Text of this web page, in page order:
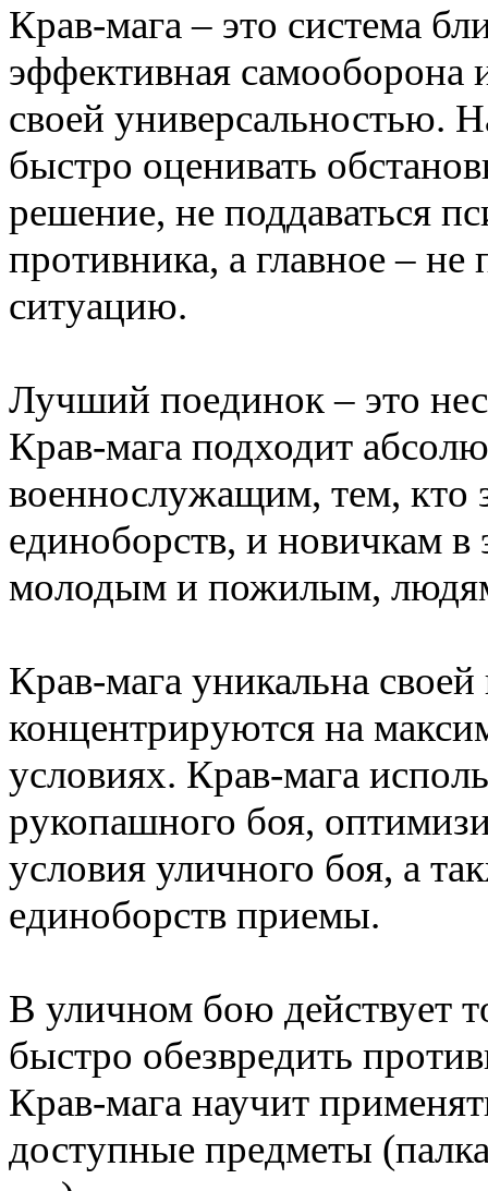
Крав-мага – это система
эффективная
своей универсальностью.
быстро оценивать
решение, не поддаваться
противника, а главное –
ситуацию.
Лучший поединок – это
Крав-мага подходит
военнослужащим, тем, кто
единоборств, и новичкам
молодым и пожилым,
Крав-мага уникальна
концентрируются на
условиях. Крав-мага
рукопашного боя,
условия уличного боя, а
единоборств приемы.
В уличном бою действует
быстро обезвредить
Крав-мага научит
доступные предметы